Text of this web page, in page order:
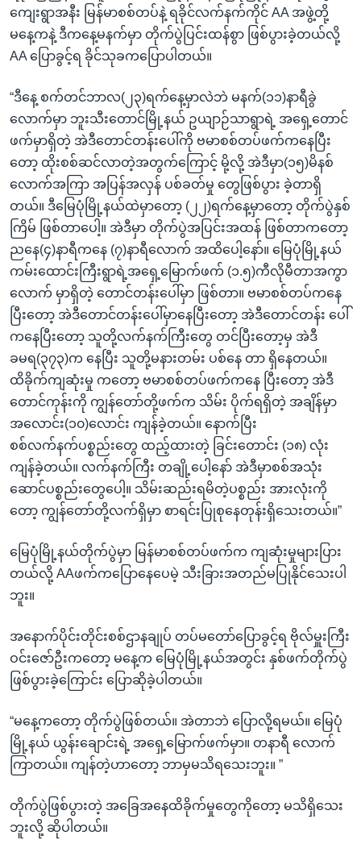
ကျေးရွာအနီး မြန်မာစစ်တပ်နဲ့ ရခိုင်လက်နက်ကိုင် AA အဖွဲ့တို့
မနေ့ကနဲ့ ဒီကနေ့မနက်မှာ တိုက်ပွဲပြင်းထန်စွာ ဖြစ်ပွားခဲ့တယ်လို့
AA ပြောခွင့်ရ ခိုင်သုခကပြောပါတယ်။
“ဒီနေ့ စက်တင်ဘာလ(၂၃)ရက်နေ့မှာလဲဘဲ မနက်(၁၁)နာရီခွဲ
လောက်မှာ ဘူးသီးတောင်မြို့နယ် ဥယျာဉ်သာရွာရဲ့ အရှေ့တောင်
ဖက်မှာရှိတဲ့ အဲဒီတောင်တန်းပေါ်ကို ဗမာစစ်တပ်ဖက်ကနေပြီး
တော့ ထိုးစစ်ဆင်လာတဲ့အတွက်ကြောင့် မို့လို့ အဲဒီမှာ(၁၅)မိနစ်
လောက်အကြာ အပြန်အလှန် ပစ်ခတ်မှု တွေဖြစ်ပွား ခဲ့တာရှိ
တယ်။ ဒီမြေပုံမြို့နယ်ထဲမှာတော့ (၂၂)ရက်နေ့မှာတော့ တိုက်ပွဲနှစ်
ကြိမ် ဖြစ်တာပေါ့။ အဲဒီမှာ တိုက်ပွဲအပြင်းအထန် ဖြစ်တာကတော့
ညနေ(၄)နာရီကနေ (၇)နာရီလောက် အထိပေါ့နော်။ မြေပုံမြို့နယ်
ကမ်းထောင်းကြီးရွာရဲ့အရှေ့မြောက်ဖက် (၁.၅)ကီလိုမီတာအကွာ
လောက် မှာရှိတဲ့ တောင်တန်းပေါ်မှာ ဖြစ်တာ။ ဗမာစစ်တပ်ကနေ
ပြီးတော့ အဲဒီတောင်တန်းပေါ်မှာနေပြီးတော့ အဲဒီတောင်တန်း ပေါ်
ကနေပြီးတော့ သူတို့လက်နက်ကြီးတွေ တင်ပြီးတော့မှ အဲဒီ
ခမရ(၃၇၃)က နေပြီး သူတို့မနားတမ်း ပစ်နေ တာ ရှိနေတယ်။
ထိခိုက်ကျဆုံးမှု ကတော့ ဗမာစစ်တပ်ဖက်ကနေ ပြီးတော့ အဲဒီ
တောင်ကုန်းကို ကျွန်တော်တို့ဖက်က သိမ်း ပိုက်ရရှိတဲ့ အချိန်မှာ
အလောင်း(၁၀)လောင်း ကျန်ခဲ့တယ်။ နောက်ပြီး
စစ်လက်နက်ပစ္စည်းတွေ ထည့်ထားတဲ့ ခြင်းတောင်း (၁၈) လုံး
ကျန်ခဲ့တယ်။ လက်နက်ကြီး တချို့ပေါ့နော် အဲဒီမှာစစ်အသုံး
ဆောင်ပစ္စည်းတွေပေါ့။ သိမ်းဆည်းရမိတဲ့ပစ္စည်း အားလုံးကို
တော့ ကျွန်တော်တို့လက်ရှိမှာ စာရင်းပြုစုနေတုန်းရှိသေးတယ်။”
မြေပုံမြို့နယ်တိုက်ပွဲမှာ မြန်မာစစ်တပ်ဖက်က ကျဆုံးမှုများပြား
တယ်လို့ AAဖက်ကပြောနေပေမဲ့ သီးခြားအတည်မပြုနိုင်သေးပါ
ဘူး။
အနောက်ပိုင်းတိုင်းစစ်ဌာနချုပ် တပ်မတော်ပြောခွင့်ရ ဗိုလ်မှူးကြီး
ဝင်းဇော်ဦးကတော့ မနေ့က မြေပုံမြို့နယ်အတွင်း နှစ်ဖက်တိုက်ပွဲ
ဖြစ်ပွားခဲ့ကြောင်း ပြောဆိုခဲ့ပါတယ်။
“မနေ့ကတော့ တိုက်ပွဲဖြစ်တယ်။ အဲတာဘဲ ပြောလို့ရမယ်။ မြေပုံ
မြို့နယ် ယွန်းချောင်းရဲ့ အရှေ့မြောက်ဖက်မှာ။ တနာရီ လောက်
ကြာတယ်။ ကျန်တဲ့ဟာတော့ ဘာမှမသိရသေးဘူး။ ”
တိုက်ပွဲဖြစ်ပွားတဲ့ အခြေအနေထိခိုက်မှုတွေကိုတော့ မသိရှိသေး
ဘူးလို့ ဆိုပါတယ်။